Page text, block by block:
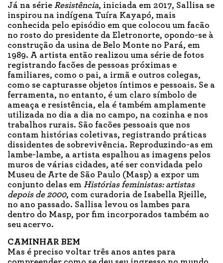
Já na série Resistência, iniciada em 2017, Sallisa se
inspirou na indígena Tuíra Kayapó, mais
conhecida pelo episódio em que colocou um facão
no rosto do presidente da Eletronorte, opondo-se à
construção da usina de Belo Monte no Pará, em
1989. A artista então realizou uma série de fotos
registrando facões de pessoas próximas e
familiares, como o pai, a irmã e outros colegas,
como se capturasse objetos íntimos e pessoais. Se a
ferramenta, no entanto, é um claro símbolo de
ameaça e resistência, ela é também amplamente
utilizada no dia a dia no campo, na cozinha e nos
trabalhos rurais. São facões pessoais que nos
contam histórias coletivas, registrando práticas
dissidentes de sobrevivência. Reproduzindo-as em
lambe-lambe, a artista espalhou as imagens pelos
muros de várias cidades, até ser convidada pelo
Museu de Arte de São Paulo (Masp) a expor um
conjunto delas em Histórias feministas: artistas
depois de 2000, com curadoria de Isabella Rjeille,
no ano passado. Sallisa levou os lambes para
dentro do Masp, por fim incorporados também ao
seu acervo.
CAMINHAR BEM
Mas é preciso voltar três anos antes para